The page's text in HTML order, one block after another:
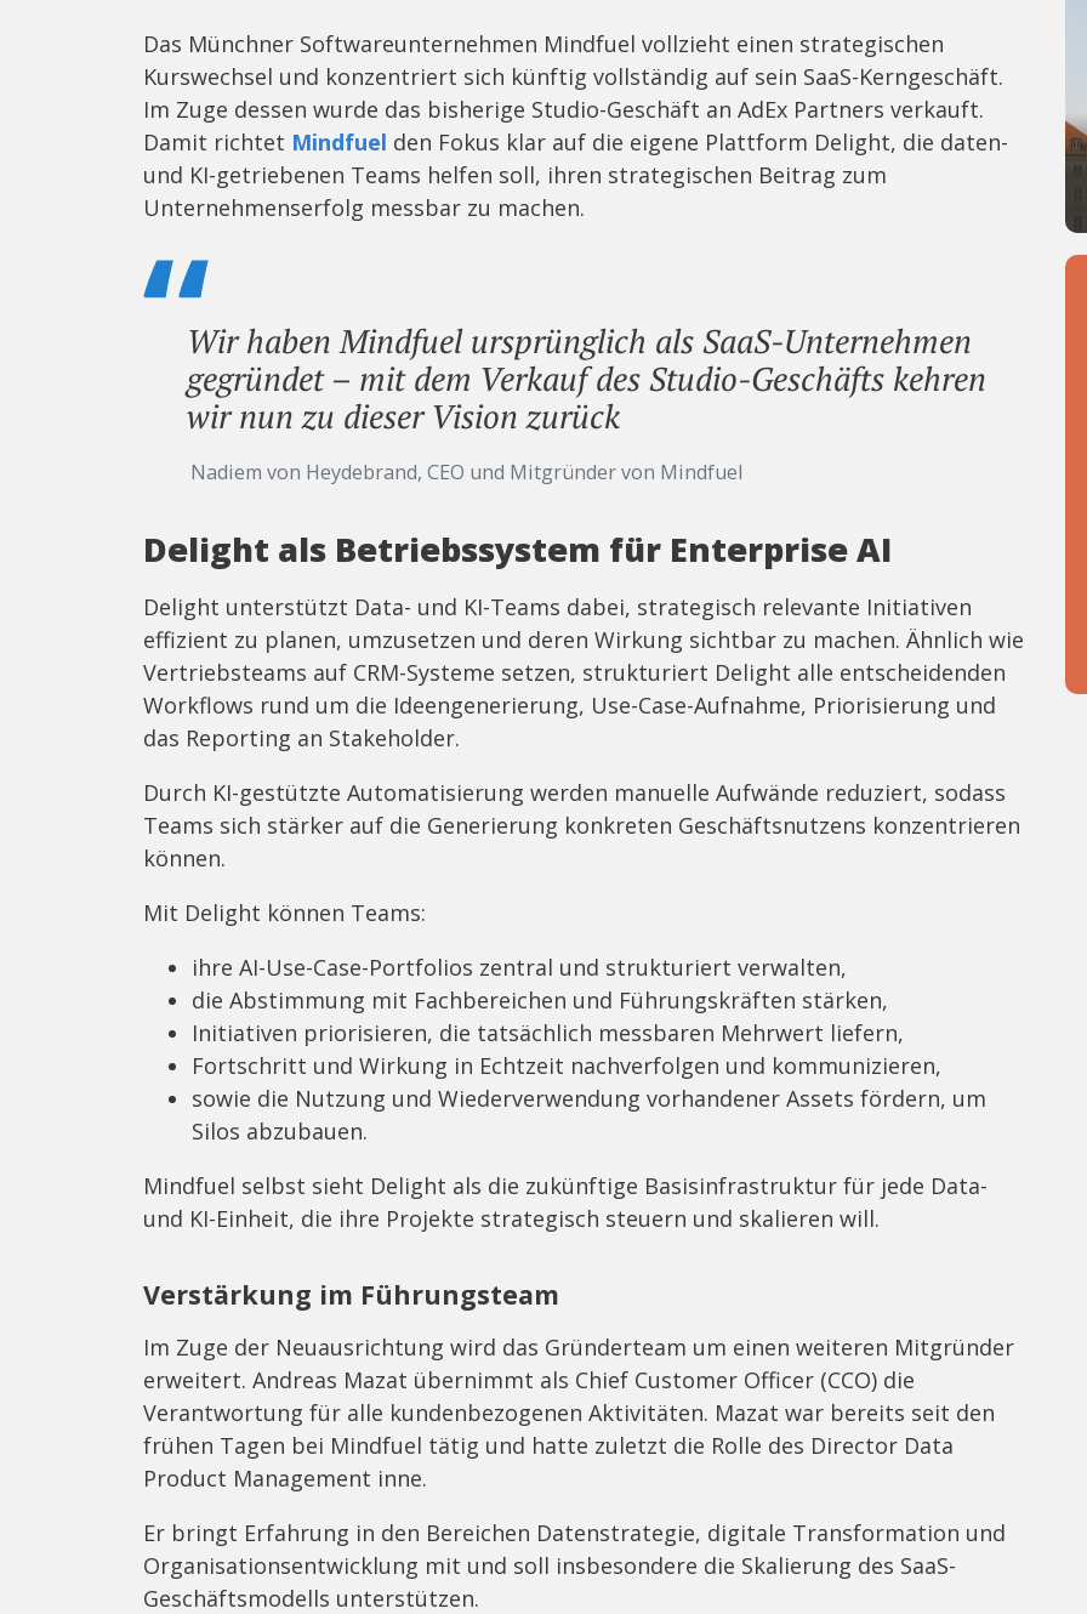
Das Münchner Softwareunternehmen Mindfuel vollzieht einen strategischen
Kurswechsel und konzentriert sich künftig vollständig auf sein SaaS-Kerngeschäft.
Im Zuge dessen wurde das bisherige Studio-Geschäft an AdEx Partners verkauft.
Damit richtet Mindfuel den Fokus klar auf die eigene Plattform Delight, die daten-
und KI-getriebenen Teams helfen soll, ihren strategischen Beitrag zum
Unternehmenserfolg messbar zu machen.
Wir haben Mindfuel ursprünglich als SaaS-Unternehmen
gegründet – mit dem Verkauf des Studio-Geschäfts kehren
wir nun zu dieser Vision zurück
Nadiem von Heydebrand, CEO und Mitgründer von Mindfuel
Delight als Betriebssystem für Enterprise AI
Delight unterstützt Data- und KI-Teams dabei, strategisch relevante Initiativen
effizient zu planen, umzusetzen und deren Wirkung sichtbar zu machen. Ähnlich wie
Vertriebsteams auf CRM-Systeme setzen, strukturiert Delight alle entscheidenden
Workflows rund um die Ideengenerierung, Use-Case-Aufnahme, Priorisierung und
das Reporting an Stakeholder.
Durch KI-gestützte Automatisierung werden manuelle Aufwände reduziert, sodass
Teams sich stärker auf die Generierung konkreten Geschäftsnutzens konzentrieren
können.
Mit Delight können Teams:
ihre AI-Use-Case-Portfolios zentral und strukturiert verwalten,
die Abstimmung mit Fachbereichen und Führungskräften stärken,
Initiativen priorisieren, die tatsächlich messbaren Mehrwert liefern,
Fortschritt und Wirkung in Echtzeit nachverfolgen und kommunizieren,
sowie die Nutzung und Wiederverwendung vorhandener Assets fördern, um
Silos abzubauen.
Mindfuel selbst sieht Delight als die zukünftige Basisinfrastruktur für jede Data-
und KI-Einheit, die ihre Projekte strategisch steuern und skalieren will.
Verstärkung im Führungsteam
Im Zuge der Neuausrichtung wird das Gründerteam um einen weiteren Mitgründer
erweitert. Andreas Mazat übernimmt als Chief Customer Officer (CCO) die
Verantwortung für alle kundenbezogenen Aktivitäten. Mazat war bereits seit den
frühen Tagen bei Mindfuel tätig und hatte zuletzt die Rolle des Director Data
Product Management inne.
Er bringt Erfahrung in den Bereichen Datenstrategie, digitale Transformation und
Organisationsentwicklung mit und soll insbesondere die Skalierung des SaaS-
Geschäftsmodells unterstützen.